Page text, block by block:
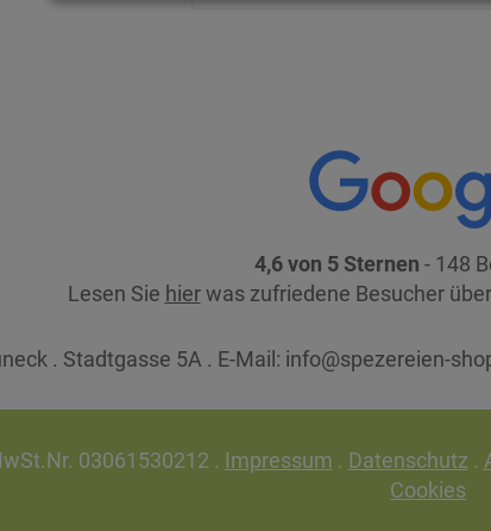
4,6 von 5 Sternen - 148
Lesen Sie hierwas zufriedene Besucher
. Stadtgasse 5A . E-Mail: info@spezereien-
03061530212 . Impressum . Datenschutz .
Cookies